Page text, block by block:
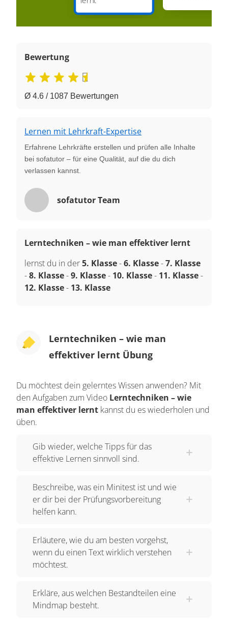
Bewertung
Ø 4.6 / 1087 Bewertungen
Lernen mit Lehrkraft-Expertise
Erfahrene Lehrkräfte erstellen und prüfen alle Inhalte
bei sofatutor – für eine Qualität, auf die du dich
verlassen kannst.
sofatutor Team
Lerntechniken – wie man effektiver lernt
lernst du in der5. Klasse-6. Klasse-7. Klasse
-8. Klasse-9. Klasse- 10. Klasse- 11. Klasse-
12. Klasse- 13. Klasse
Lerntechniken – wie man
effektiver lernt Übung
Du möchtest dein gelerntes Wissen anwenden? Mit
den Aufgaben zum Video Lerntechniken – wie
man effektiver lernt kannst du es wiederholen und
üben.
Gib wieder, welche Tipps für das
effektive Lernen sinnvoll sind.
Beschreibe, was ein Minitest ist und wie
er dir bei der Prüfungsvorbereitung
helfen kann.
Erläutere, wie du am besten vorgehst,
wenn du einen Text wirklich verstehen
möchtest.
Erkläre, aus welchen Bestandteilen eine
Mindmap besteht.